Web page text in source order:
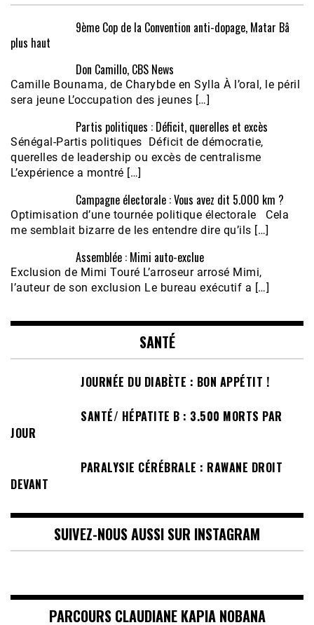
9ème Cop de la Convention anti-dopage, Matar Bâ
plus haut
Don Camillo, CBS News
Camille Bounama, de Charybde en Sylla À l’oral, le péril
sera jeune L’occupation des jeunes […]
Partis politiques : Déficit, querelles et excès
Sénégal-Partis politiques Déficit de démocratie,
querelles de leadership ou excès de centralisme
L’expérience a montré […]
Campagne électorale : Vous avez dit 5.000 km ?
Optimisation d’une tournée politique électorale Cela
me semblait bizarre de les entendre dire qu’ils […]
Assemblée : Mimi auto-exclue
Exclusion de Mimi Touré L’arroseur arrosé Mimi,
l’auteur de son exclusion Le bureau exécutif a […]
SANTÉ
JOURNÉE DU DIABÈTE : BON APPÉTIT !
SANTÉ/ HÉPATITE B : 3.500 MORTS PAR
JOUR
PARALYSIE CÉRÉBRALE : RAWANE DROIT
DEVANT
SUIVEZ-NOUS AUSSI SUR INSTAGRAM
PARCOURS CLAUDIANE KAPIA NOBANA